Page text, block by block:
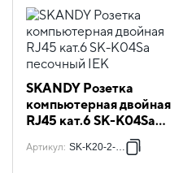
SKANDY Розетка
компьютерная двойная
RJ45 кат.6 SK-K04Sa
Артикул: SK-K20-2-K98